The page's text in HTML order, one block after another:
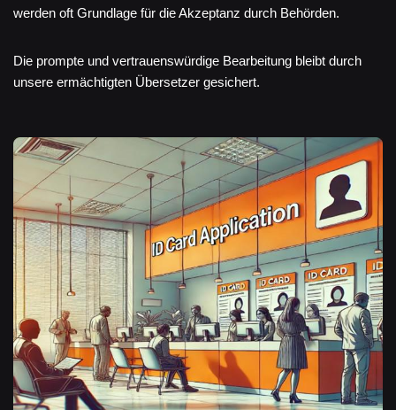
werden oft Grundlage für die Akzeptanz durch Behörden.
Die prompte und vertrauenswürdige Bearbeitung bleibt durch
unsere ermächtigten Übersetzer gesichert.